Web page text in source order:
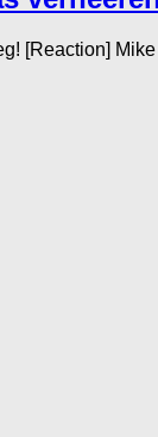
[Reaction]